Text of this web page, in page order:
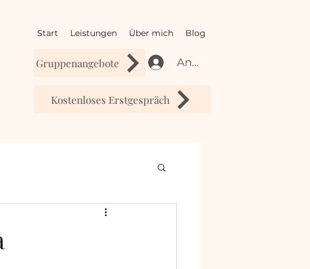
Start Leistungen Über mich Blog
Anmelden
Gruppenangebote
Kostenloses Erstgespräch